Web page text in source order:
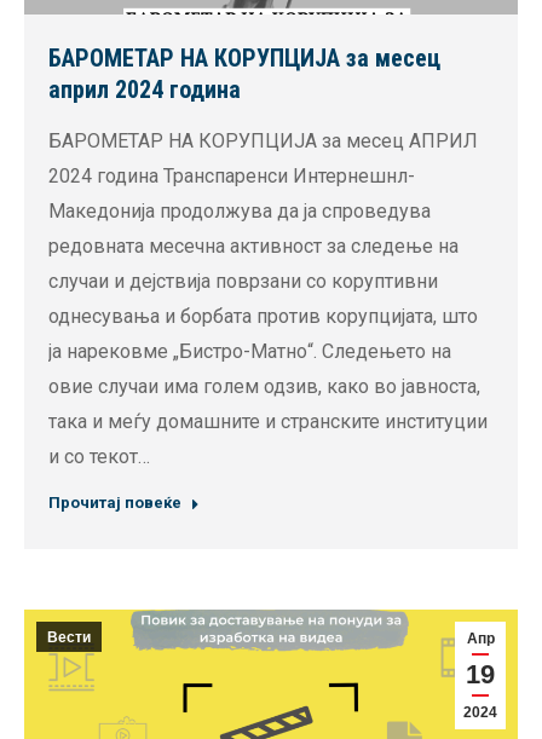
БАРОМЕТАР НА КОРУПЦИЈА за месец
април 2024 година
БАРОМЕТАР НА КОРУПЦИЈА за месец АПРИЛ
2024 година Транспаренси Интернешнл-
Македонија продолжува да ја спроведува
редовната месечна активност за следење на
случаи и дејствија поврзани со коруптивни
однесувања и борбата против корупцијата, што
ја нарековме „Бистро-Матно“. Следењето на
овие случаи има голем одзив, како во јавноста,
така и меѓу домашните и странските институции
и со текот…
Прочитај повеќе
Апр
19
2024
Вести